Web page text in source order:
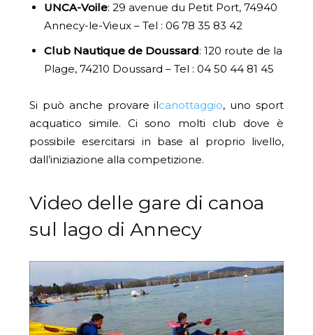
UNCA-Voile: 29 avenue du Petit Port, 74940
Annecy-le-Vieux – Tel : 06 78 35 83 42
Club Nautique de Doussard: 120 route de la
Plage, 74210 Doussard – Tel : 04 50 44 81 45
Si può anche provare ilcanottaggio, uno sport
acquatico simile. Ci sono molti club dove è
possibile esercitarsi in base al proprio livello,
dall’iniziazione alla competizione.
Video delle gare di canoa
sul lago di Annecy